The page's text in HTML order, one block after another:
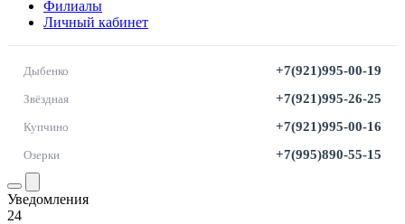
Филиалы
Личный кабинет
Дыбенко +7(921)995-00-19
Звёздная +7(921)995-26-25
Купчино +7(921)995-00-16
Озерки +7(995)890-55-15
Уведомления
24